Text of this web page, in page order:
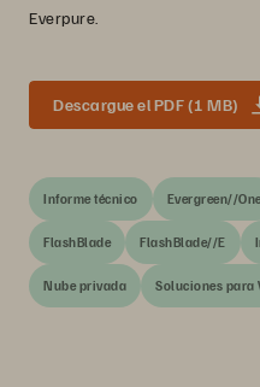
Everpure.
Descargue el PDF (1 MB)
Informe técnico Evergreen//
FlashBlade FlashBlade//E
Nube privada Soluciones para